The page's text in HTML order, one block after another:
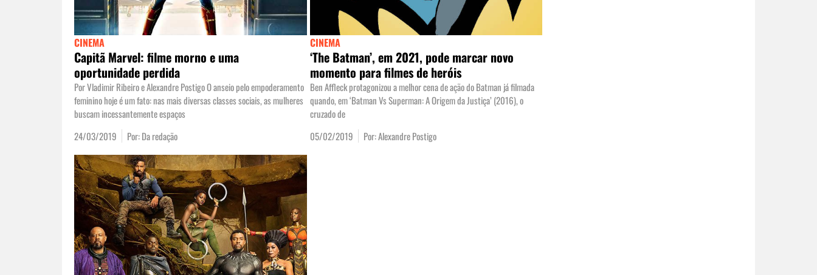
CINEMA
Capitã Marvel: filme morno e uma
oportunidade perdida
Por Vladimir Ribeiro e Alexandre Postigo O anseio pelo empoderamento
feminino hoje é um fato: nas mais diversas classes sociais, as mulheres
buscam incessantemente espaços
24/03/2019
Por:Da redação
CINEMA
‘The Batman’, em 2021, pode marcar novo
momento para filmes de heróis
Ben Affleck protagonizou a melhor cena de ação do Batman já filmada
quando, em ‘Batman Vs Superman: A Origem da Justiça’ (2016), o
cruzado de
05/02/2019
Por:Alexandre Postigo